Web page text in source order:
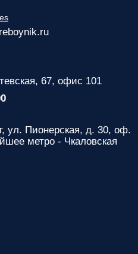
67, офис 101
ул. Пионерская, д. 30, оф.
метро - Чкаловская